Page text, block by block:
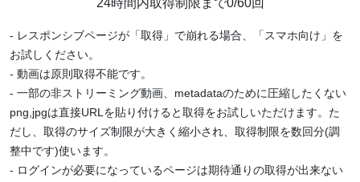
24時間内取得制限まで0/60回
- レスポンシブページが「取得」で崩れる場合、「スマホ向け」を
お試しください。
- 動画は原則取得不能です。
- 一部の非ストリーミング動画、metadataのために圧縮したくない
png,jpgは直接URLを貼り付けると取得をお試しいただけます。た
だし、取得のサイズ制限が大きく縮小され、取得制限を数回分(調
整中です)使います。
- ログインが必要になっているページは期待通りの取得が出来ない